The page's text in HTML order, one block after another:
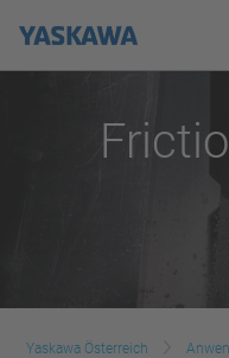
Yaskawa Österreich